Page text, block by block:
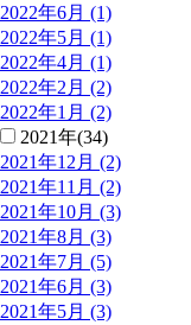
2022年6月 (1)
2022年5月 (1)
2022年4月 (1)
2022年2月 (2)
2022年1月 (2)
2021年(34)
2021年12月 (2)
2021年11月 (2)
2021年10月 (3)
2021年8月 (3)
2021年7月 (5)
2021年6月 (3)
2021年5月 (3)